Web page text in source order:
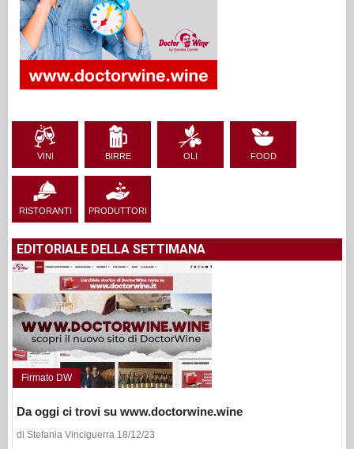
VINI BIRRE OLI FOOD
RISTORANTI PRODUTTORI
EDITORIALE DELLA SETTIMANA
Firmato DW
Da oggi ci trovi su www.doctorwine.wine
di Stefania Vinciguerra 18/12/23